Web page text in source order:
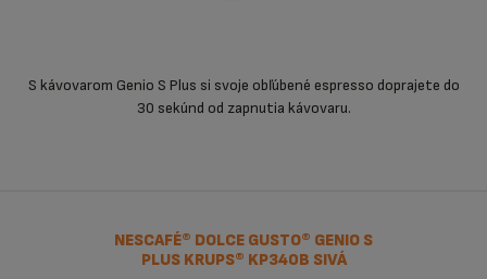
S kávovarom Genio S Plus si svoje obľúbené espresso doprajete do
30 sekúnd od zapnutia kávovaru.
NESCAFÉ® DOLCE GUSTO® GENIO S
PLUS KRUPS® KP340B SIVÁ